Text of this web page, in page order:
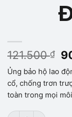
121.500₫
Ủng bảo hộ lao
cổ, chống trơn
toàn trong mọi
ỦNG BẢO HỘ MÀU